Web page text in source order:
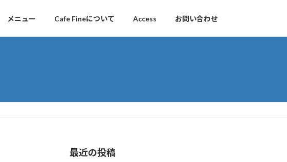
メニュー Cafe Fineについて Access お問い合わせ
最近の投稿